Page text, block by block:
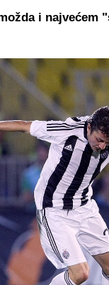
i najvećem